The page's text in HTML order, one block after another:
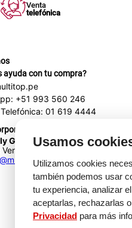
Usamos
Utilizamos cookies
también podemos usar
tu experiencia, analizar
aceptarlas, rechazarlas
Privacidad para más
Venta
telefónica
ayuda con tu compra?
+51 993 560 246
01 619 4444
Garcia
Empresas